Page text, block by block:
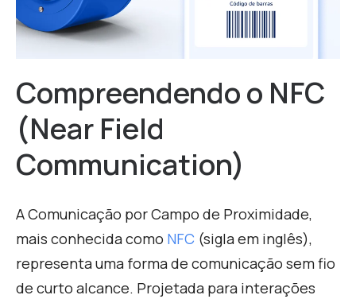
Compreendendo o NFC
(Near Field
Communication)
A Comunicação por Campo de Proximidade,
mais conhecida como NFC (sigla em inglês),
representa uma forma de comunicação sem fio
de curto alcance. Projetada para interações